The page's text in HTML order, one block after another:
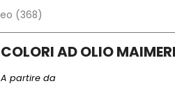
(368)
COLORI AD OLIO
A partire da